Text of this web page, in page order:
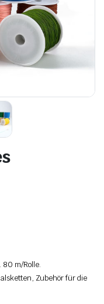
m/Rolle.
Zubehör für die